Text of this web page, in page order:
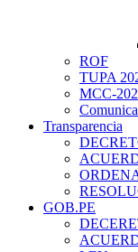
ROF
TUPA
MCC-
Transparencia
GOB.PE